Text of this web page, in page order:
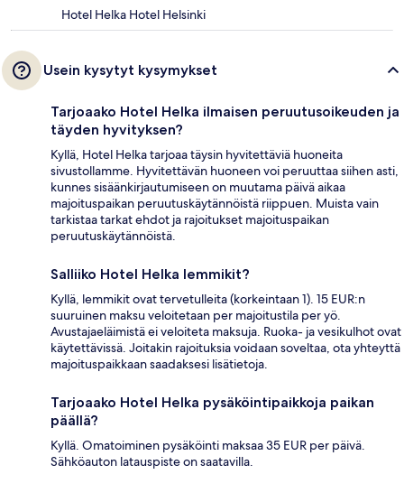
Hotel Helka Hotel Helsinki
Usein kysytyt kysymykset
Tarjoaako Hotel Helka ilmaisen peruutusoikeuden ja
täyden hyvityksen?
Kyllä, Hotel Helka tarjoaa täysin hyvitettäviä huoneita
sivustollamme. Hyvitettävän huoneen voi peruuttaa siihen asti,
kunnes sisäänkirjautumiseen on muutama päivä aikaa
majoituspaikan peruutuskäytännöistä riippuen. Muista vain
tarkistaa tarkat ehdot ja rajoitukset majoituspaikan
peruutuskäytännöistä.
Salliiko Hotel Helka lemmikit?
Kyllä, lemmikit ovat tervetulleita (korkeintaan 1). 15 EUR:n
suuruinen maksu veloitetaan per majoitustila per yö.
Avustajaeläimistä ei veloiteta maksuja. Ruoka- ja vesikulhot ovat
käytettävissä. Joitakin rajoituksia voidaan soveltaa, ota yhteyttä
majoituspaikkaan saadaksesi lisätietoja.
Tarjoaako Hotel Helka pysäköintipaikkoja paikan
päällä?
Kyllä. Omatoiminen pysäköinti maksaa 35 EUR per päivä.
Sähköauton latauspiste on saatavilla.